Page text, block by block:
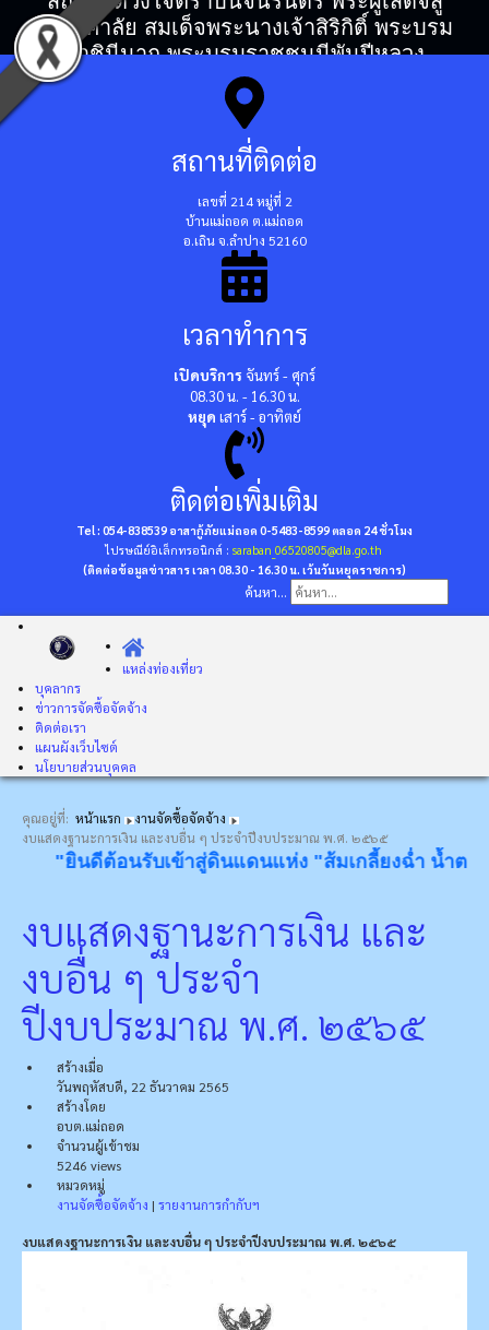
สวรรคาลัย สมเด็จพระนางเจ้าสิริกิติ์ พระบรม
ราชินีนาถ พระบรมราชชนนีพันปีหลวง
สถานที่ติดต่อ
เลขที่ 214 หมู่ที่ 2
บ้านแม่ถอด ต.แม่ถอด
อ.เถิน จ.ลำปาง 52160
เวลาทำการ
เปิดบริการ จันทร์ - ศุกร์
08.30 น. - 16.30 น.
หยุด เสาร์ - อาทิตย์
ติดต่อเพิ่มเติม
Tel : 054-838539 อาสากู้ภัยแม่ถอด 0-5483-8599ตลอด 24 ชั่วโมง
ไปรษณีย์อิเล็กทรอนิกส์ : saraban_06520805@dla.go.th
(ติดต่อข้อมูลข่าวสาร เวลา 08.30 - 16.30 น. เว้นวันหยุดราชการ)
ค้นหา...
แหล่งท่องเที่ยว
บุคลากร
ข่าวการจัดซื้อจัดจ้าง
ติดต่อเรา
แผนผังเว็บไซต์
นโยบายส่วนบุคคล
คุณอยู่ที่: หน้าแรก
งานจัดซื้อจัดจ้าง
งบแสดงฐานะการเงิน และงบอื่น ๆ ประจำปีงบประมาณ พ.ศ. ๒๕๖๕
"ยินดีต้อนรับเข้าสู่ดินแดนแห่ง "ส้มเกลี้ยงฉ่ำ น้ำตกง
งบแสดงฐานะการเงิน และ
งบอื่น ๆ ประจำ
ปีงบประมาณ พ.ศ. ๒๕๖๕
สร้างเมื่อ
วันพฤหัสบดี, 22 ธันวาคม 2565
สร้างโดย
อบต.แม่ถอด
จำนวนผู้เข้าชม
5246 views
หมวดหมู่
งานจัดซื้อจัดจ้าง | รายงานการกำกับฯ
งบแสดงฐานะการเงิน และงบอื่น ๆ ประจำปีงบประมาณ พ.ศ. ๒๕๖๕